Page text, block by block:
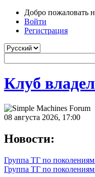
Добро пожаловать
Войти
Регистрация
Клуб
08 августа 2026, 17:00
Новости:
Группа ТГ по
Группа ТГ по